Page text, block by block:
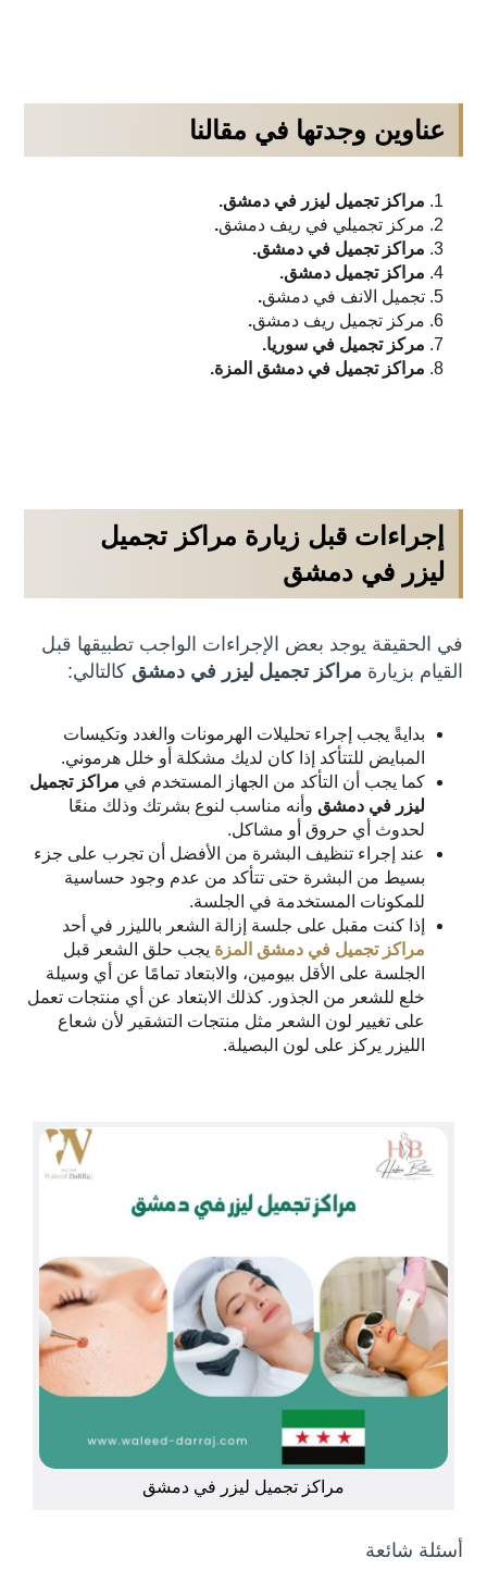
عناوين وجدتها في مقالنا
مراكز تجميل ليزر في دمشق.
مركز تجميلي في ريف دمشق.
مراكز تجميل في دمشق.
مراكز تجميل دمشق.
تجميل الانف في دمشق.
مركز تجميل ريف دمشق.
مركز تجميل في سوريا.
مراكز تجميل في دمشق المزة.
إجراءات قبل زيارة مراكز تجميل
ليزر في دمشق
في الحقيقة يوجد بعض الإجراءات الواجب تطبيقها قبل
القيام بزيارة مراكز تجميل ليزر في دمشق كالتالي:
بدايةً يجب إجراء تحليلات الهرمونات والغدد وتكيسات
المبايض للتتأكد إذا كان لديك مشكلة أو خلل هرموني.
كما يجب أن التأكد من الجهاز المستخدم في مراكز تجميل
ليزر في دمشق وأنه مناسب لنوع بشرتك وذلك منعًا
لحدوث أي حروق أو مشاكل.
عند إجراء تنظيف البشرة من الأفضل أن تجرب على جزء
بسيط من البشرة حتى تتأكد من عدم وجود حساسية
للمكونات المستخدمة في الجلسة.
إذا كنت مقبل على جلسة إزالة الشعر بالليزر في أحد
مراكز تجميل في دمشق المزة يجب حلق الشعر قبل
الجلسة على الأقل بيومين، والابتعاد تمامًا عن أي وسيلة
خلع للشعر من الجذور. كذلك الابتعاد عن أي منتجات تعمل
على تغيير لون الشعر مثل منتجات التشقير لأن شعاع
الليزر يركز على لون البصيلة.
مراكز تجميل ليزر في دمشق
أسئلة شائعة